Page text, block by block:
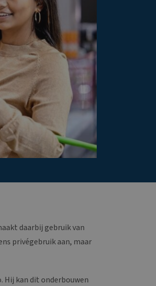
daarbij gebruik van
privégebruik aan, maar
Hij kan dit onderbouwen